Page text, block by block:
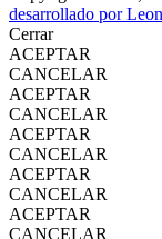
desarrollado por
Cerrar
ACEPTAR
CANCELAR
ACEPTAR
CANCELAR
ACEPTAR
CANCELAR
ACEPTAR
CANCELAR
ACEPTAR
CANCELAR